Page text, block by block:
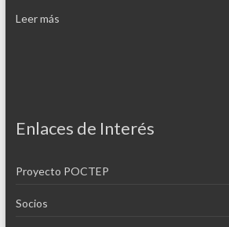
Leer más
Enlaces de Interés
Proyecto POCTEP
Socios